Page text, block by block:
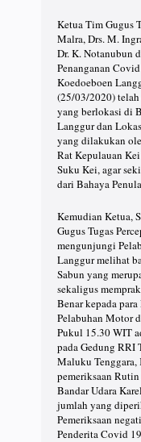
Ketua Tim Gugus
Malra, Drs. M.
Dr. K. Notanubun
Penanganan
Koedoeboen
(25/03/2020)
yang berlokasi di
Langgur dan
yang dilakukan
Rat Kepulauan
Suku Kei, agar
dari Bahaya
Kemudian Ketua,
Gugus Tugas
mengunjungi
Langgur melihat
Sabun yang
sekaligus
Benar kepada
Pelabuhan Motor
Pukul 15.30 WIT
pada Gedung RRI
Maluku Tenggara,
pemeriksaan
Bandar Udara
jumlah yang
Pemeriksaan
Penderita Covid